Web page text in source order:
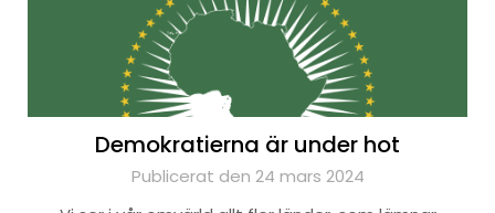
Demokratierna är under hot
Publicerat den 24 mars 2024